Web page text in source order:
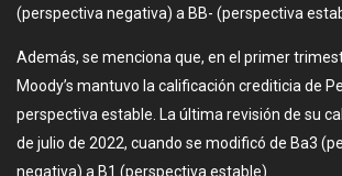
(perspectiva negativa) a BB- (perspectiva
Además, se menciona que, en el primer
Moody’s mantuvo la calificación crediticia de
perspectiva estable. La última revisión de su
de julio de 2022, cuando se modificó de Ba3
negativa) a B1 (perspectiva estable).